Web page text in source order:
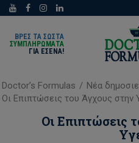
ΒΡΕΣ ΤΑ ΣΩΣΤΑ
ΣΥΜΠΛΗΡΩΜΑΤΑ
ΓΙΑ ΕΣΈΝΑ!
Doctor’s Formulas / Νέα
Οι Επιπτώσεις του Άγχους στην
Οι Επιπτώσεις